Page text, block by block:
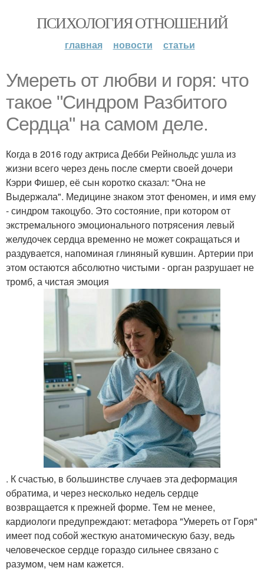
ПСИХОЛОГИЯ ОТНОШЕНИЙ
главная новости статьи
Умереть от любви и горя: что
такое "Синдром Разбитого
Сердца" на самом деле.
Когда в 2016 году актриса Дебби Рейнольдс ушла из
жизни всего через день после смерти своей дочери
Кэрри Фишер, её сын коротко сказал: "Она не
Выдержала". Медицине знаком этот феномен, и имя ему
- синдром такоцубо. Это состояние, при котором от
экстремального эмоционального потрясения левый
желудочек сердца временно не может сокращаться и
раздувается, напоминая глиняный кувшин. Артерии при
этом остаются абсолютно чистыми - орган разрушает не
тромб, а чистая эмоция
. К счастью, в большинстве случаев эта деформация
обратима, и через несколько недель сердце
возвращается к прежней форме. Тем не менее,
кардиологи предупреждают: метафора "Умереть от Горя"
имеет под собой жесткую анатомическую базу, ведь
человеческое сердце гораздо сильнее связано с
разумом, чем нам кажется.